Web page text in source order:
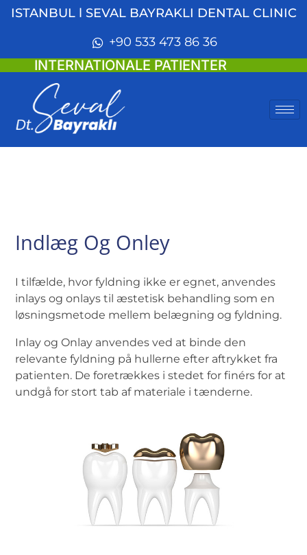
ISTANBUL l SEVAL BAYRAKLI DENTAL CLINIC
+90 533 473 86 36
INTERNATIONALE PATIENTER
Indlæg Og Onley
I tilfælde, hvor fyldning ikke er egnet, anvendes
inlays og onlays til æstetisk behandling som en
løsningsmetode mellem belægning og fyldning.
Inlay og Onlay anvendes ved at binde den
relevante fyldning på hullerne efter aftrykket fra
patienten. De foretrækkes i stedet for finérs for at
undgå for stort tab af materiale i tænderne.